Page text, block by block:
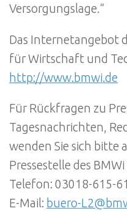
Versorgungslage.“
Das Internetangebot
für Wirtschaft und
http://www.bmwi.de
Für Rückfragen zu
Tagesnachrichten,
wenden Sie sich bitte
Pressestelle des BMWi
Telefon: 03018-615-
E-Mail: buero-